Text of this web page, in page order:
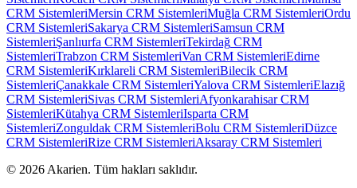
CRM SistemleriMersin CRM SistemleriMuğla CRM SistemleriOrdu
CRM SistemleriSakarya CRM SistemleriSamsun CRM
SistemleriŞanlıurfa CRM SistemleriTekirdağ CRM
SistemleriTrabzon CRM SistemleriVan CRM SistemleriEdirne
CRM SistemleriKırklareli CRM SistemleriBilecik CRM
SistemleriÇanakkale CRM SistemleriYalova CRM SistemleriElazığ
CRM SistemleriSivas CRM SistemleriAfyonkarahisar CRM
SistemleriKütahya CRM SistemleriIsparta CRM
SistemleriZonguldak CRM SistemleriBolu CRM SistemleriDüzce
CRM SistemleriRize CRM SistemleriAksaray CRM Sistemleri
© 2026 Akarien. Tüm hakları saklıdır.